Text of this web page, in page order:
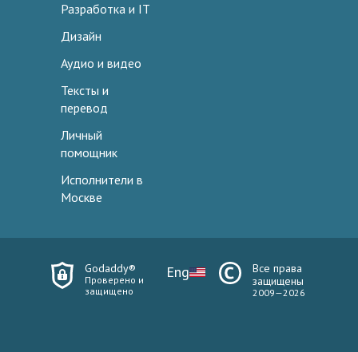
Разработка и IT
Дизайн
Аудио и видео
Тексты и
перевод
Личный
помощник
Исполнители в
Москве
Godaddy®
Проверено и
защищено
Eng
Все права
защищены
2009—2026